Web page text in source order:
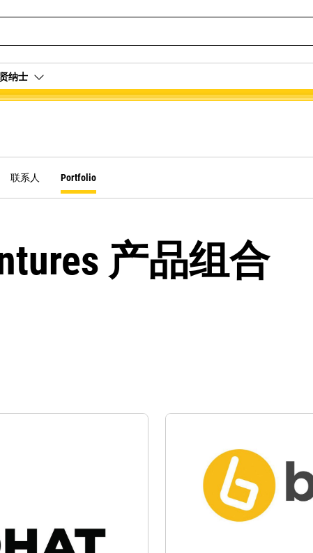
纳士
联系人 Portfolio
产品组合